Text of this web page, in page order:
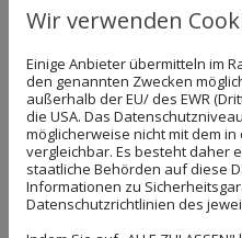
Rechtsgrundlagen
Sofern Sie in die
haben, verarbeiten wir
Daten auf Grundlage
GVO bzw. Art. 9 Abs. 2
besondere
Wir verwenden
Einige Anbieter übermitteln im
den genannten Zwecken
außerhalb der EU/ des EWR
die USA. Das
möglicherweise nicht mit dem in
vergleichbar. Es besteht daher
staatliche Behörden auf diese
Informationen zu
Datenschutzrichtlinien des